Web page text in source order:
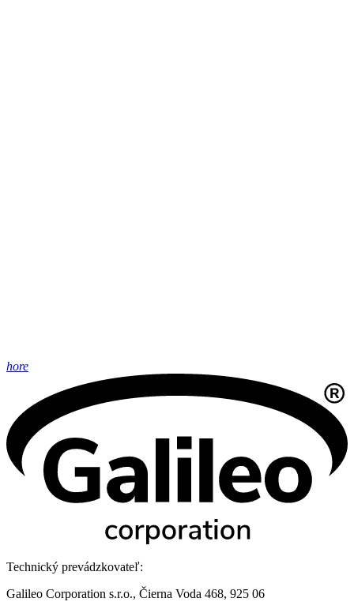
hore
Technický prevádzkovateľ:
Galileo Corporation s.r.o., Čierna Voda 468, 925 06